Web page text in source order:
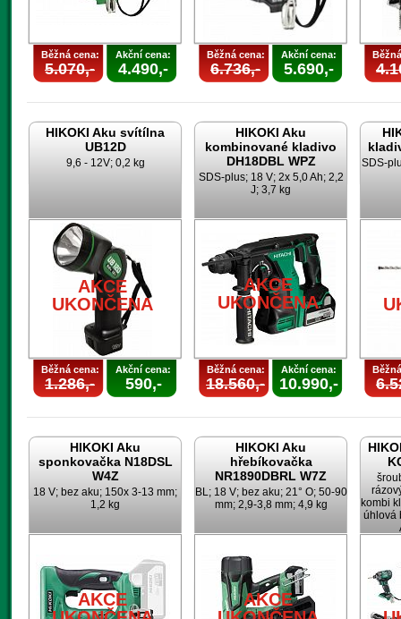
Běžná cena:
5.070,-
Akční cena:
4.490,-
Běžná cena:
6.736,-
Akční cena:
5.690,-
HIKOKI Aku svítílna
UB12D
9,6 - 12V; 0,2 kg
AKCE
UKONČENA
Běžná cena:
1.286,-
Akční cena:
590,-
HIKOKI Aku
kombinované kladivo
DH18DBL WPZ
SDS-plus; 18 V; 2x 5,0 Ah; 2,2
J; 3,7 kg
AKCE
UKONČENA
Běžná cena:
18.560,-
Akční cena:
10.990,-
SDS-
HIKOKI Aku
sponkovačka N18DSL
W4Z
18 V; bez aku; 150x 3-13 mm;
1,2 kg
AKCE
HIKOKI Aku
hřebíkovačka
NR1890DBRL W7Z
BL; 18 V; bez aku; 21° O; 50-90
mm; 2,9-3,8 mm; 4,9 kg
AKCE
kombi
úhlová